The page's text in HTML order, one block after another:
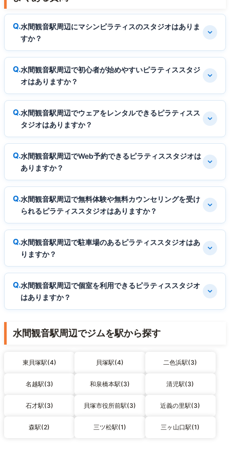
水間観音駅周辺にマシンピラティスのスタジオはありま
すか？
水間観音駅周辺で初心者が始めやすいピラティススタジ
オはありますか？
水間観音駅周辺でウェアをレンタルできるピラティスス
タジオはありますか？
水間観音駅周辺でWeb予約できるピラティススタジオは
ありますか？
水間観音駅周辺で無料体験や無料カウンセリングを受け
られるピラティススタジオはありますか？
水間観音駅周辺で駐車場のあるピラティススタジオはあ
りますか？
水間観音駅周辺で個室を利用できるピラティススタジオ
はありますか？
水間観音駅周辺でジムを駅から探す
東貝塚駅(4) 貝塚駅(4) 二色浜駅(3)
名越駅(3) 和泉橋本駅(3) 清児駅(3)
石才駅(3) 貝塚市役所前駅(3) 近義の里駅(3)
森駅(2) 三ツ松駅(1) 三ヶ山口駅(1)